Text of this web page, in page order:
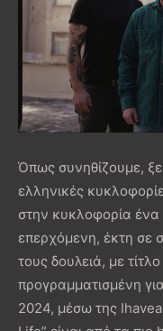
Όπως συνηθίζουμε,
ελληνικές
στην κυκλοφορία
επερχόμενη, έκτη σε
τους δουλειά, με
προγραμματισμένη
2024, μέσω της